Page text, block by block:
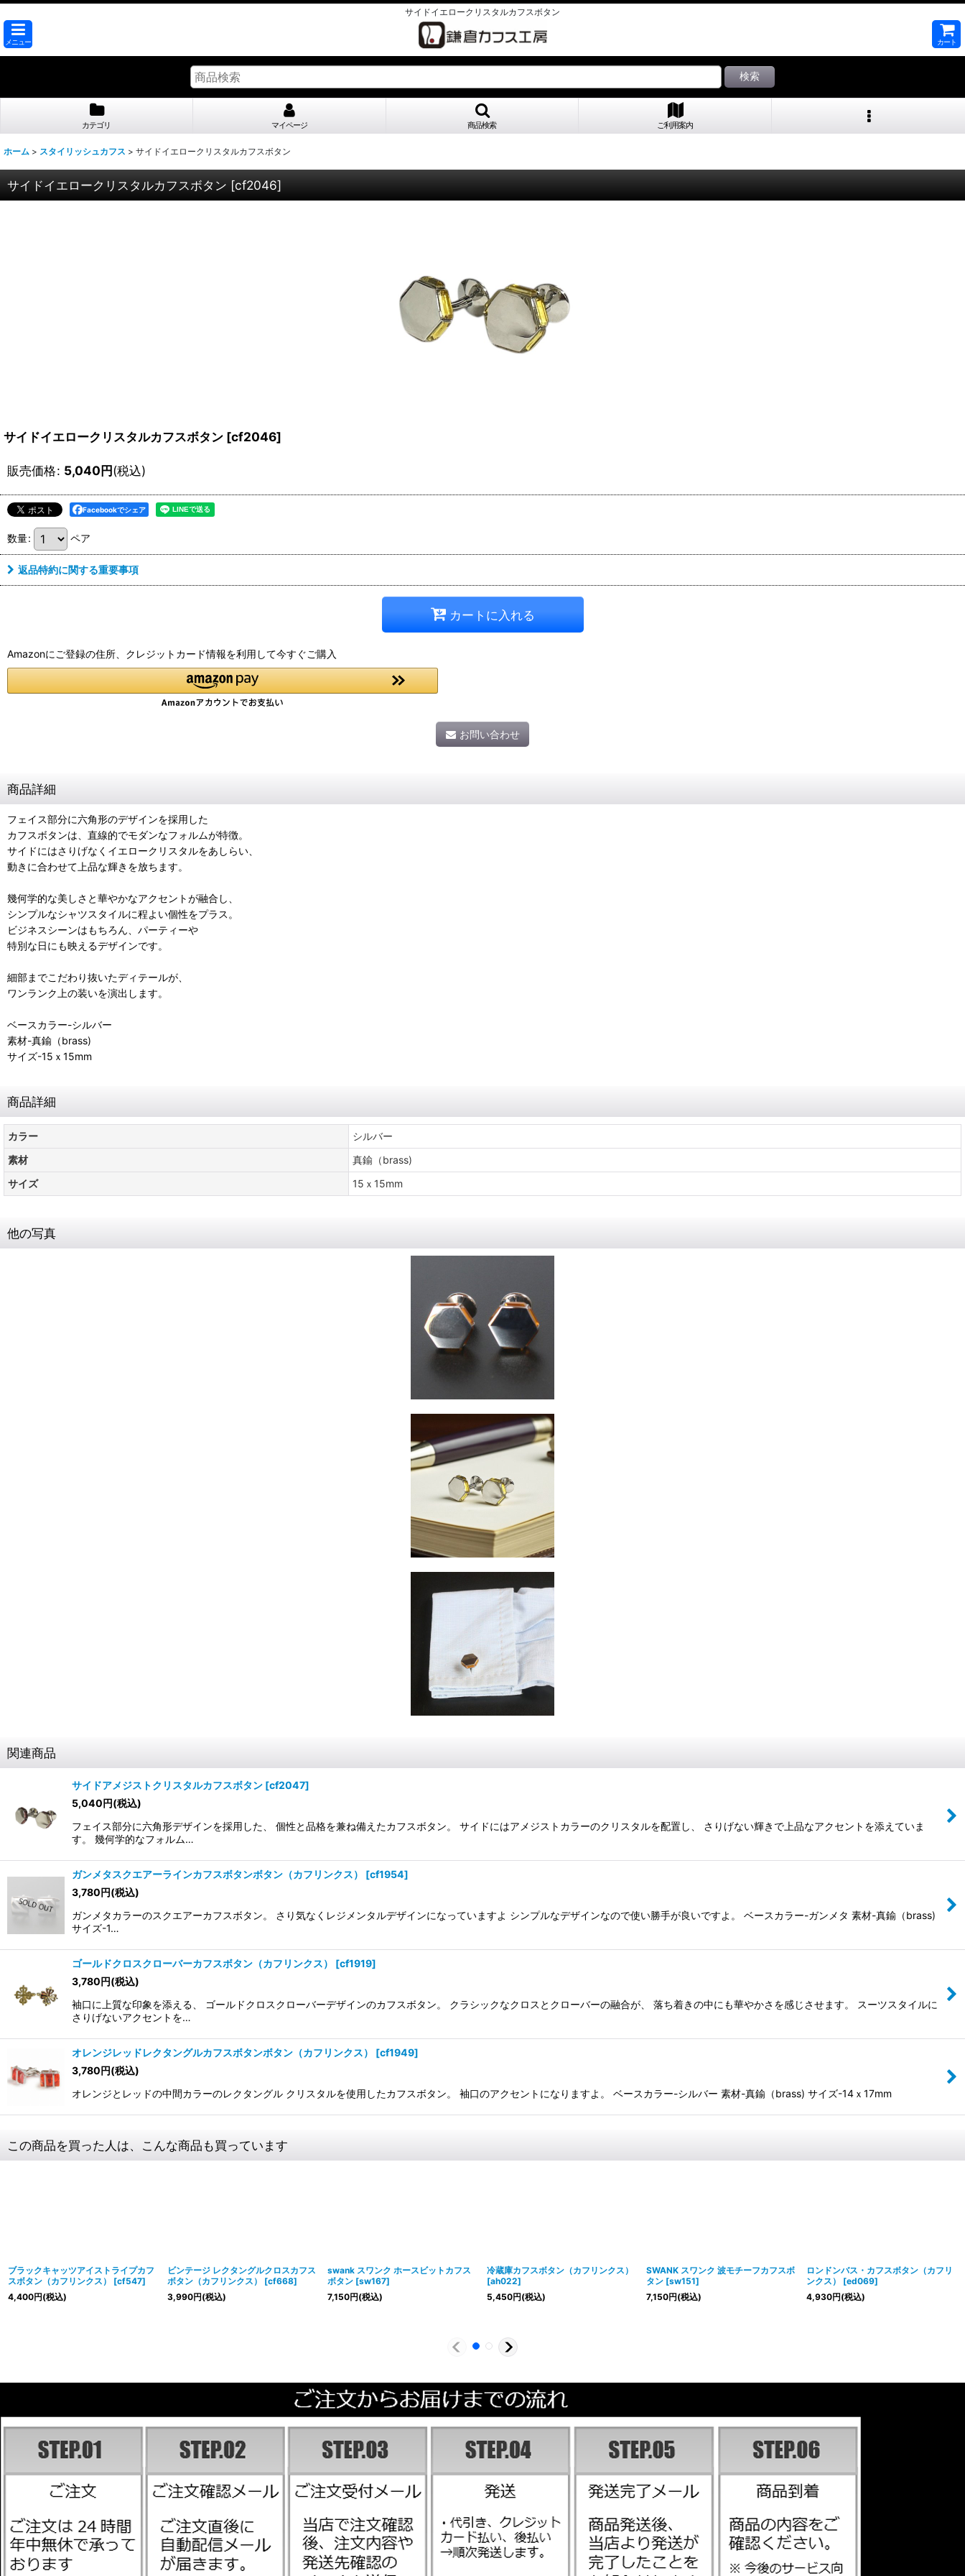
サイドイエロークリスタルカフスボタン
メニュー カート
検索
カテゴリ マイページ 商品検索 ご利用案内
ホーム > スタイリッシュカフス > サイドイエロークリスタルカフスボタン
サイドイエロークリスタルカフスボタン [cf2046]
サイドイエロークリスタルカフスボタン [cf2046]
販売価格: 5,040円(税込)
Facebookでシェア
数量: ペア
返品特約に関する重要事項
カートに入れる
Amazonにご登録の住所、クレジットカード情報を利用して今すぐご購入
お問い合わせ
商品詳細
フェイス部分に六角形のデザインを採用した
カフスボタンは、直線的でモダンなフォルムが特徴。
サイドにはさりげなくイエロークリスタルをあしらい、
動きに合わせて上品な輝きを放ちます。
幾何学的な美しさと華やかなアクセントが融合し、
シンプルなシャツスタイルに程よい個性をプラス。
ビジネスシーンはもちろん、パーティーや
特別な日にも映えるデザインです。
細部までこだわり抜いたディテールが、
ワンランク上の装いを演出します。
ベースカラー-シルバー
素材-真鍮（brass)
サイズ-15ｘ15mm
商品詳細
カラー
シルバー
素材
真鍮（brass)
サイズ
15ｘ15mm
他の写真
関連商品
サイドアメジストクリスタルカフスボタン [cf2047]
5,040円(税込)
フェイス部分に六角形デザインを採用した、 個性と品格を兼ね備えたカフスボタン。 サイドにはアメジストカラーのクリスタルを配置し、 さりげない輝きで上品なアクセントを添えていま
す。 幾何学的なフォルム…
ガンメタスクエアーラインカフスボタンボタン（カフリンクス） [cf1954]
3,780円(税込)
ガンメタカラーのスクエアーカフスボタン。 さり気なくレジメンタルデザインになっていますよ シンプルなデザインなので使い勝手が良いですよ。 ベースカラー-ガンメタ 素材-真鍮（brass)
サイズ-1…
ゴールドクロスクローバーカフスボタン（カフリンクス） [cf1919]
3,780円(税込)
袖口に上質な印象を添える、 ゴールドクロスクローバーデザインのカフスボタン。 クラシックなクロスとクローバーの融合が、 落ち着きの中にも華やかさを感じさせます。 スーツスタイルに
さりげないアクセントを…
オレンジレッドレクタングルカフスボタンボタン（カフリンクス） [cf1949]
3,780円(税込)
オレンジとレッドの中間カラーのレクタングル クリスタルを使用したカフスボタン。 袖口のアクセントになりますよ。 ベースカラー-シルバー 素材-真鍮（brass) サイズ-14ｘ17mm
この商品を買った人は、こんな商品も買っています
ブラックキャッツアイストライプカフ
スボタン（カフリンクス）
[cf547]
4,400円(税込)
ビンテージ レクタングルクロスカフス
ボタン（カフリンクス）
[cf668]
3,990円(税込)
swank スワンク ホースビットカフス
ボタン [sw167]
7,150円(税込)
冷蔵庫カフスボタン（カフリンクス）
[ah022]
5,450円(税込)
SWANK スワンク 波モチーフカフスボ
タン [sw151]
7,150円(税込)
ロンドンバス・カフスボタン（カフリ
ンクス）
[ed069]
4,930円(税込)